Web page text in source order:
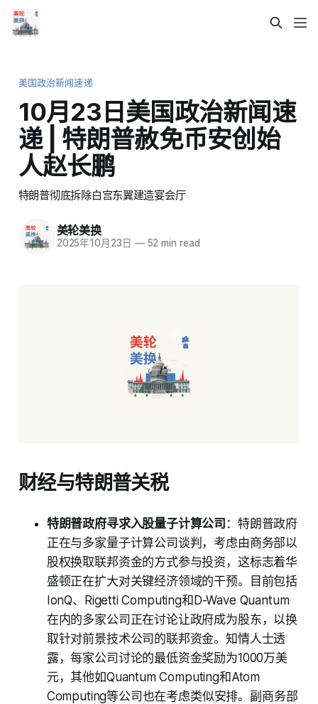
美国政治新闻速递
10月23日美国政治新闻速
递 | 特朗普赦免币安创始
人赵长鹏
特朗普彻底拆除白宫东翼建造宴会厅
美轮美换
2025年10月23日 —52 min read
财经与特朗普关税
特朗普政府寻求入股量子计算公司 ：特朗普政府
正在与多家量子计算公司谈判，考虑由商务部以
股权换取联邦资金的方式参与投资，这标志着华
盛顿正在扩大对关键经济领域的干预。目前包括
IonQ、Rigetti Computing和D-Wave Quantum
在内的多家公司正在讨论让政府成为股东，以换
取针对前景技术公司的联邦资金。知情人士透
露，每家公司讨论的最低资金奖励为1000万美
元，其他如Quantum Computing和Atom
Computing等公司也在考虑类似安排。副商务部